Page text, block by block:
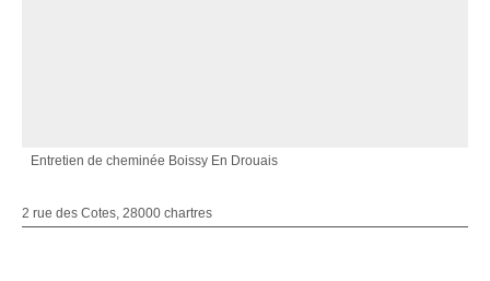
Entretien de cheminée Boissy En Drouais
2 rue des Cotes, 28000 chartres